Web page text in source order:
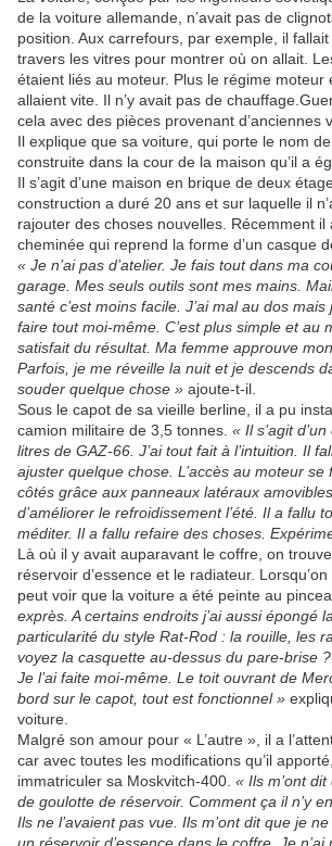
de la voiture allemande, n’avait pas de
position. Aux carrefours, par exemple, il
travers les vitres pour montrer où on allait.
étaient liés au moteur. Plus le régime moteur
allaient vite. Il n’y avait pas de
cela avec des pièces provenant d’anciennes
Il explique que sa voiture, qui porte le nom
construite dans la cour de la maison qu’il a
Il s’agit d’une maison en brique de deux
construction a duré 20 ans et sur laquelle il
rajouter des choses nouvelles. Récemment il
cheminée qui reprend la forme d’un casque
« Je n’ai pas d’atelier. Je fais tout dans ma
garage. Mes seuls outils sont mes mains.
santé c’est moins facile. J’ai mal au dos mais
faire tout moi-même. C’est plus simple et au
satisfait du résultat. Ma femme approuve
Parfois, je me réveille la nuit et je descends
souder quelque chose » ajoute-t-il.
Sous le capot de sa vieille berline, il a pu
camion militaire de 3,5 tonnes. « Il s’agit
litres de GAZ-66. J’ai tout fait à l’intuition. Il
ajuster quelque chose. L’accès au moteur se
côtés grâce aux panneaux latéraux
d’améliorer le refroidissement l’été. Il a fallu
méditer. Il a fallu refaire des choses.
Là où il y avait auparavant le coffre, on
réservoir d’essence et le radiateur.
peut voir que la voiture a été peinte au
exprès. A certains endroits j’ai aussi épongé
particularité du style Rat-Rod : la rouille, les
voyez la casquette au-dessus du pare-brise ?
Je l’ai faite moi-même. Le toit ouvrant de
bord sur le capot, tout est fonctionnel »
voiture.
Malgré son amour pour « L’autre », il a
car avec toutes les modifications qu’il
immatriculer sa Moskvitch-400. « Ils m’ont dit
de goulotte de réservoir. Comment ça il n’y
Ils ne l’avaient pas vue. Ils m’ont dit que je